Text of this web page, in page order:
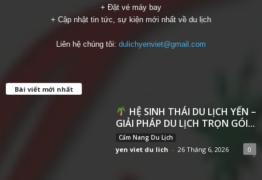
+ Đặt vé máy bay
+ Cập nhật tin tức, sự kiện mới nhất về du lịch
Liên hệ chúng tôi: dulichyenviet@gmail.com
Bài viết mới nhất
HỆ SINH THÁI DU LỊCH YẾN –
GIẢI PHÁP DU LỊCH TRỌN GÓI...
Cẩm Nang Du Lịch
yen viet du lich - 26 Tháng 6, 2026 0